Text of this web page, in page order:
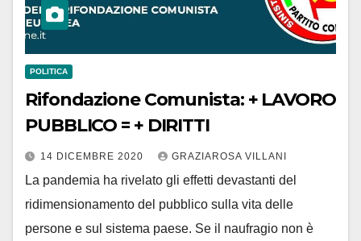
POLITICA
Rifondazione Comunista: + LAVORO
PUBBLICO = + DIRITTI
14 DICEMBRE 2020 GRAZIAROSA VILLANI
La pandemia ha rivelato gli effetti devastanti del
ridimensionamento del pubblico sulla vita delle
persone e sul sistema paese. Se il naufragio non è